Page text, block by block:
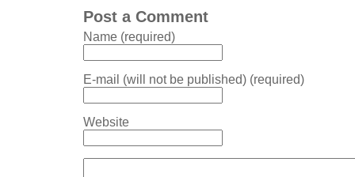
Post a Comment
Name (required)
E-mail (will not be published) (required)
Website